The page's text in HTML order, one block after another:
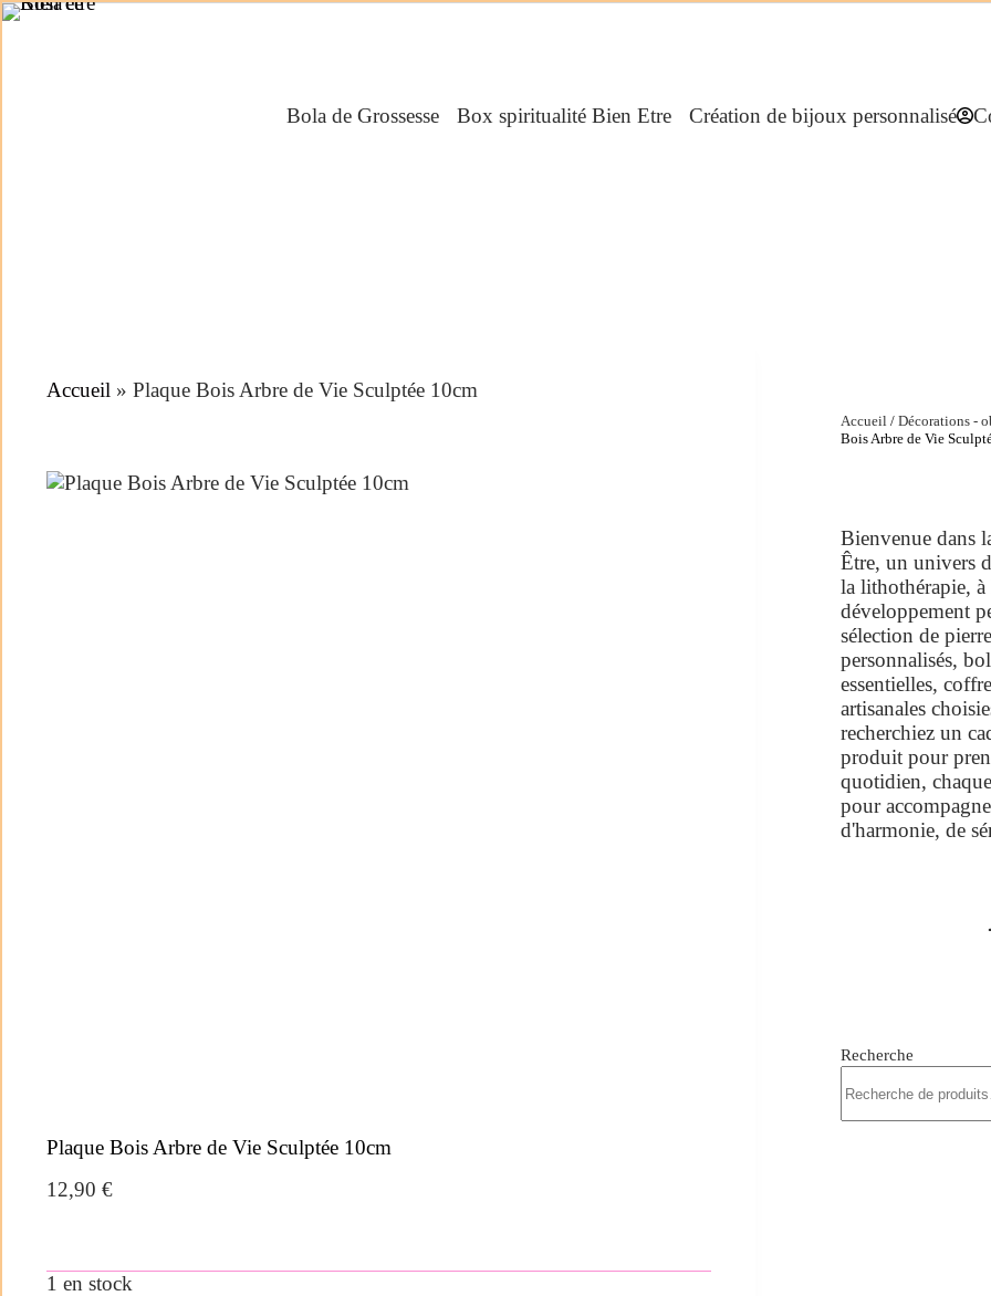
Bola de Grossesse Box spiritualité Bien Etre Création de bijoux personnalisés
Accueil » Plaque Bois Arbre de Vie Sculptée 10cm
Plaque Bois Arbre de Vie Sculptée 10cm
12,90 €
1 en stock
Accueil/ Décorations -
Bois Arbre de Vie
Bienvenue dans
Être, un univers
la lithothérapie, à
développement
sélection de
personnalisés,
essentielles,
artisanales
recherchiez un
produit pour
quotidien,
pour
d'harmonie, de
Recherche